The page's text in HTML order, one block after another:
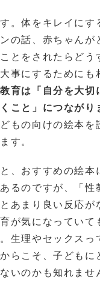
。体をキレイにす
の話、赤ちゃんが
とをされたらどう
事にするためにも
育は「自分を大切
こと」につながり
もの向けの絵本を
す。
、おすすめの絵本
るのですが、「性
あまり良い反応が
が気になっていて
生理やセックスっ
らこそ、子どもに
いのかも知れませ